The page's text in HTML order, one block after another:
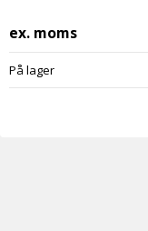
ex. moms
På lager